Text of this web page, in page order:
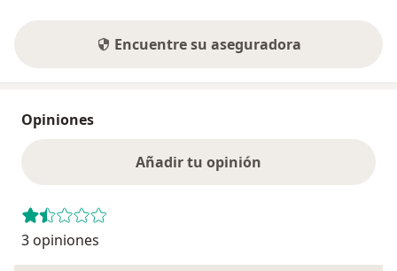
Encuentre su aseguradora
Opiniones
Añadir tu opinión
3 opiniones